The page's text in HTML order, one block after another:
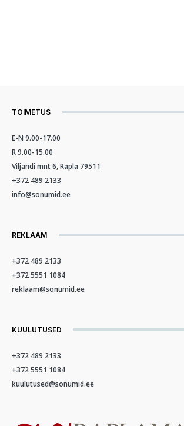
TOIMETUS
E-N 9.00-17.00
R 9.00-15.00
Viljandi mnt 6, Rapla 79511
+372 489 2133
info@sonumid.ee
REKLAAM
+372 489 2133
+372 5551 1084
reklaam@sonumid.ee
KUULUTUSED
+372 489 2133
+372 5551 1084
kuulutused@sonumid.ee